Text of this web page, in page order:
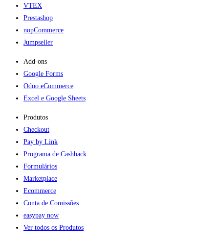
VTEX
Prestashop
nopCommerce
Jumpseller
Add-ons​
Google Forms
Odoo eCommerce
Excel e Google Sheets
Produtos
Checkout
Pay by Link
Programa de Cashback
Formulários
Marketplace
Ecommerce
Conta de Comissões
easypay now
Ver todos os Produtos